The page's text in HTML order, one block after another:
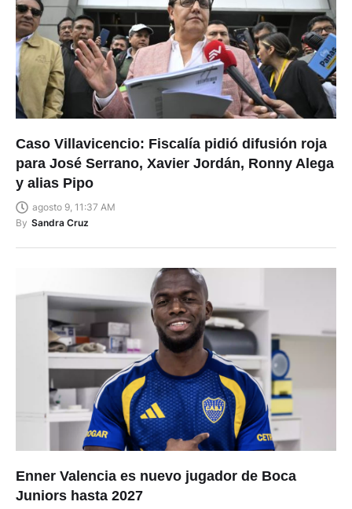
Caso Villavicencio: Fiscalía pidió difusión roja
para José Serrano, Xavier Jordán, Ronny Alega
y alias Pipo
agosto 9, 11:37 AM
By Sandra Cruz
Enner Valencia es nuevo jugador de Boca
Juniors hasta 2027